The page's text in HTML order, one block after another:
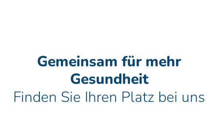
Gemeinsam für mehr
Gesundheit
Finden Sie Ihren Platz bei uns